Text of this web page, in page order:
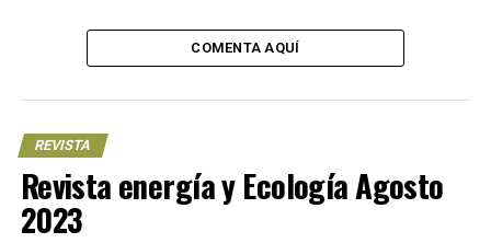
COMENTA AQUÍ
REVISTA
Revista energía y Ecología Agosto
2023